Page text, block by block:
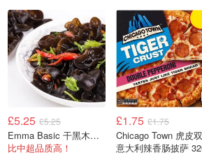
£5.25 £5.25
Emma Basic 干黑木耳 80g
比中超品质高！
£1.75 £1.75
Chicago Town 虎皮
意大利辣香肠披萨